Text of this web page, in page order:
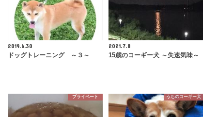
2019.6.30
ドッグトレーニング ～３～
2021.7.8
15歳のコーギー犬 ～失速気味～
プライベート うちのコーギー犬